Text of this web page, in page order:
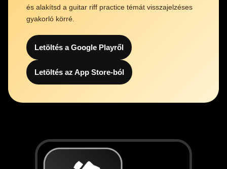
és alakítsd a guitar riff practice témát visszajelzéses
gyakorló körré.
Letöltés a Google Playről
Letöltés az App Store-ból